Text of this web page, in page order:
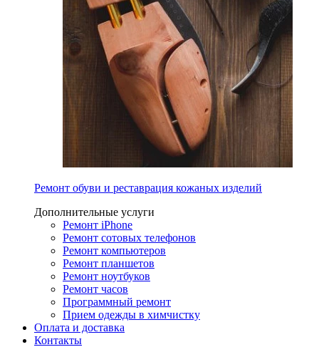
Ремонт обуви и реставрация кожаных изделий
Дополнительные услуги
Ремонт iPhone
Ремонт сотовых телефонов
Ремонт компьютеров
Ремонт планшетов
Ремонт ноутбуков
Ремонт часов
Программный ремонт
Прием одежды в химчистку
Оплата и доставка
Контакты